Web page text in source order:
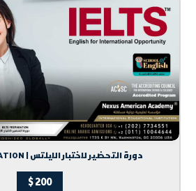
IELTS PREPARATION | دورة التحضير لاختبار الايلتس
$200